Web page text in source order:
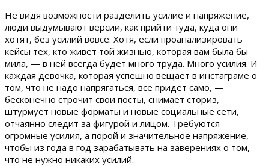
Не видя возможности разделить усилие и напряжение,
люди выдумывают версии, как прийти туда, куда они
хотят, без усилий вовсе. Хотя, если проанализировать
кейсы тех, кто живет той жизнью, которая вам была бы
мила, — в ней всегда будет много труда. Много усилия. И
каждая девочка, которая успешно вещает в инстаграме о
том, что не надо напрягаться, все придет само, —
бесконечно строчит свои посты, снимает сториз,
штурмует новые форматы и новые социальные сети,
отчаянно следит за фигурой и лицом. Требуются
огромные усилия, а порой и значительное напряжение,
чтобы из года в год зарабатывать на заверениях о том,
что не нужно никаких усилий.